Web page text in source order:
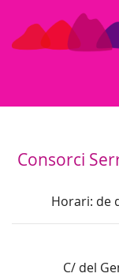
Consorci
Horari: de
C/ del